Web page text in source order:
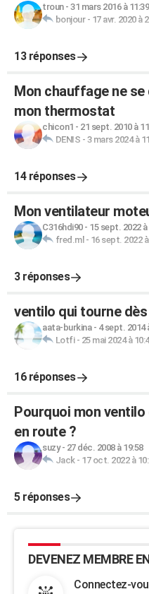
troun- 31 mars 2016 à 11:39
bonjour- 17 avr. 2020 à
13 réponses
Mon chauffage ne se
mon thermostat
chicon1 - 21 sept. 2010 à
DENIS - 3 mars 2024 à
14 réponses
Mon ventilateur
C316hdi90- 15 sept. 2022 à
fred.ml - 16 sept. 2022
3 réponses
ventilo qui tourne
aata-burkina- 4 sept. 2014
Lotfi- 25 mai 2024 à
16 réponses
Pourquoi mon
en route ?
suzy- 27 déc. 2008 à 19:58
Jack- 17 oct. 2022 à
5 réponses
DEVENEZ MEMBRE
Connectez-